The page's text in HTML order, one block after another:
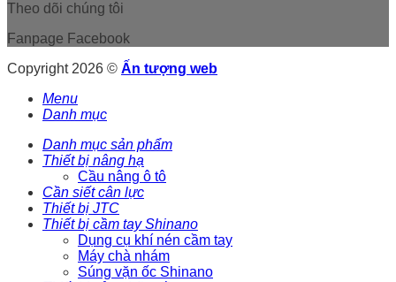
Theo dõi chúng tôi
Fanpage Facebook
Copyright 2026 © Ấn tượng web
Menu
Danh mục
Danh mục sản phẩm
Thiết bị nâng hạ
Cầu nâng ô tô
Cần siết cân lực
Thiết bị JTC
Thiết bị cầm tay Shinano
Dụng cụ khí nén cầm tay
Máy chà nhám
Súng vặn ốc Shinano